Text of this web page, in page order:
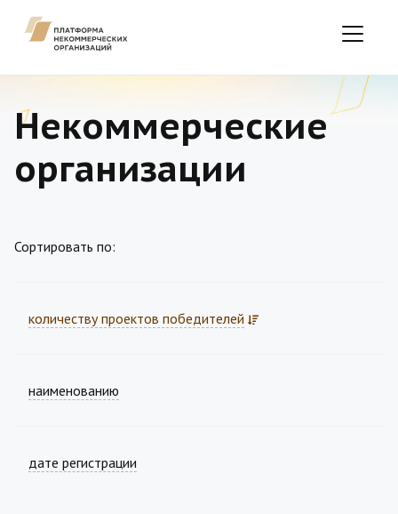
Некоммерческие
организации
Сортировать по:
количеству проектов победителей
наименованию
дате регистрации